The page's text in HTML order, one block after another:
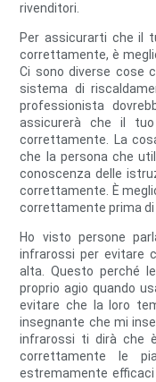
rivenditori.
Per assicurarti che il
correttamente, è
Ci sono diverse cose
sistema di
professionista
assicurerà che il
correttamente. La
che la persona che
conoscenza delle
correttamente. È
correttamente prima di
Ho visto persone
infrarossi per evitare
alta. Questo perché
proprio agio quando
evitare che la loro
insegnante che mi
infrarossi ti dirà che
correttamente le
estremamente